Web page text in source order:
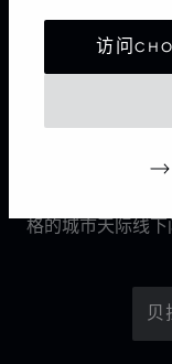
访问
《光影雕琢》
格的城市天际线
贝